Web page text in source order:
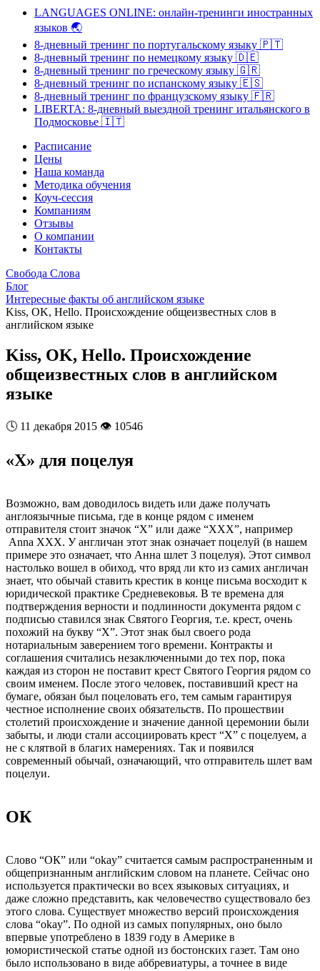
LANGUAGES ONLINE: онлайн-тренинги иностранных
языков 🌏
8-дневный тренинг по португальскому языку 🇵🇹
8-дневный тренинг по немецкому языку 🇩🇪
8-дневный тренинг по греческому языку 🇬🇷
8-дневный тренинг по испанскому языку 🇪🇸
8-дневный тренинг по французскому языку 🇫🇷
LIBERTA: 8-дневный выездной тренинг итальянского в
Подмосковье 🇮🇹
Расписание
Цены
Наша команда
Методика обучения
Коуч-сессия
Компаниям
Отзывы
О компании
Контакты
Свобода Слова
Блог
Интересные факты об английском языке
Kiss, OK, Hello. Происхождение общеизвестных слов в
английском языке
Kiss, OK, Hello. Происхождение
общеизвестных слов в английском
языке
🕓 11 декабря 2015 👁️ 10546
«Х» для поцелуя
Возможно, вам доводилось видеть или даже получать
англоязычные письма, где в конце рядом с именем
отправителя стоит значок “X” или даже “XXX”, например
Anna XXX. У англичан этот знак означает поцелуй (в нашем
примере это означает, что Анна шлет 3 поцелуя). Этот символ
настолько вошел в обиход, что вряд ли кто из самих англичан
знает, что обычай ставить крестик в конце письма восходит к
юридической практике Средневековья. В те времена для
подтверждения верности и подлинности документа рядом с
подписью ставился знак Святого Георгия, т.е. крест, очень
похожий на букву “X”. Этот знак был своего рода
нотариальным заверением того времени. Контракты и
соглашения считались незаключенными до тех пор, пока
каждая из сторон не поставит крест Святого Георгия рядом со
своим именем. После этого человек, поставивший крест на
бумаге, обязан был поцеловать его, тем самым гарантируя
честное исполнение своих обязательств. По прошествии
столетий происхождение и значение данной церемонии были
забыты, и люди стали ассоциировать крест “X” с поцелуем, а
не с клятвой в благих намерениях. Так и появился
современный обычай, означающий, что отправитель шлет вам
поцелуи.
ОК
Слово “ОК” или “okay” считается самым распространенным и
общепризнанным английским словом на планете. Сейчас оно
используется практически во всех языковых ситуациях, и
даже сложно представить, как человечество существовало без
этого слова. Существует множество версий происхождения
слова “okay”. По одной из самых популярных, оно было
впервые употреблено в 1839 году в Америке в
юмористической статье одной из бостонских газет. Там оно
было использовано в виде аббревиатуры, а точнее в виде